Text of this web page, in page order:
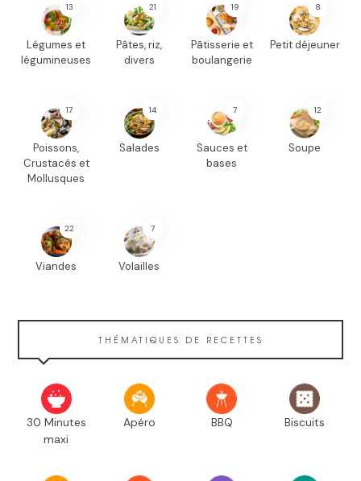
13
Légumes et
légumineuses
21
Pâtes, riz,
divers
19
Pâtisserie et
boulangerie
8
Petit déjeuner
17
Poissons,
Crustacés et
Mollusques
14
Salades
7
Sauces et
bases
12
Soupe
22
Viandes
7
Volailles
THÉMATIQUES DE RECETTES
30 Minutes
maxi
Apéro BBQ Biscuits